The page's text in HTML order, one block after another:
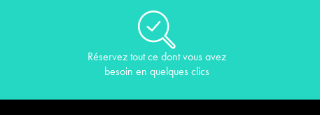
Réservez tout ce dont vous avez
besoin en quelques clics